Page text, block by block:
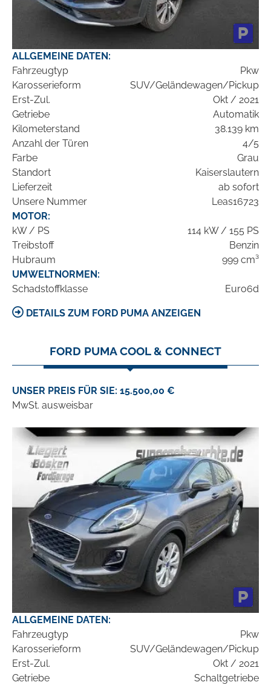
ALLGEMEINE DATEN:
Fahrzeugtyp
Pkw
Karosserieform
SUV/Geländewagen/Pickup
Erst-Zul.
Okt / 2021
Getriebe
Automatik
Kilometerstand
38.139 km
Anzahl der Türen
4/5
Farbe
Grau
Standort
Kaiserslautern
Lieferzeit
ab sofort
Unsere Nummer
Leas16723
MOTOR:
kW / PS
114 kW / 155 PS
Treibstoff
Benzin
Hubraum
999 cm³
UMWELTNORMEN:
Schadstoffklasse
Euro6d
DETAILS ZUM FORD PUMA ANZEIGEN
FORD PUMA COOL & CONNECT
UNSER PREIS FÜR SIE: 15.500,00 €
MwSt. ausweisbar
ALLGEMEINE DATEN:
Fahrzeugtyp
Pkw
Karosserieform
SUV/Geländewagen/Pickup
Erst-Zul.
Okt / 2021
Getriebe
Schaltgetriebe